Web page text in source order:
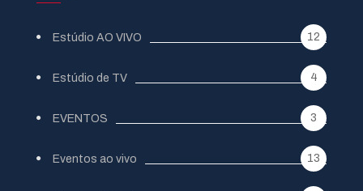
Estúdio AO VIVO 12
Estúdio de TV 4
EVENTOS 3
Eventos ao vivo 13